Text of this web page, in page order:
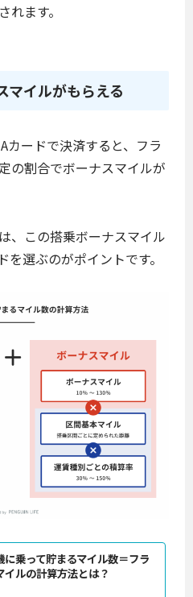
れます。
マイルがもらえる
カードで決済すると、フラ
の割合でボーナスマイルが
、この搭乗ボーナスマイル
選ぶのがポイントです。
に乗って貯まるマイル数＝フラ
イルの計算方法とは？